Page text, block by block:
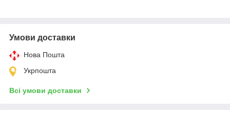
Умови доставки
Нова Пошта
Укрпошта
Всі умови доставки